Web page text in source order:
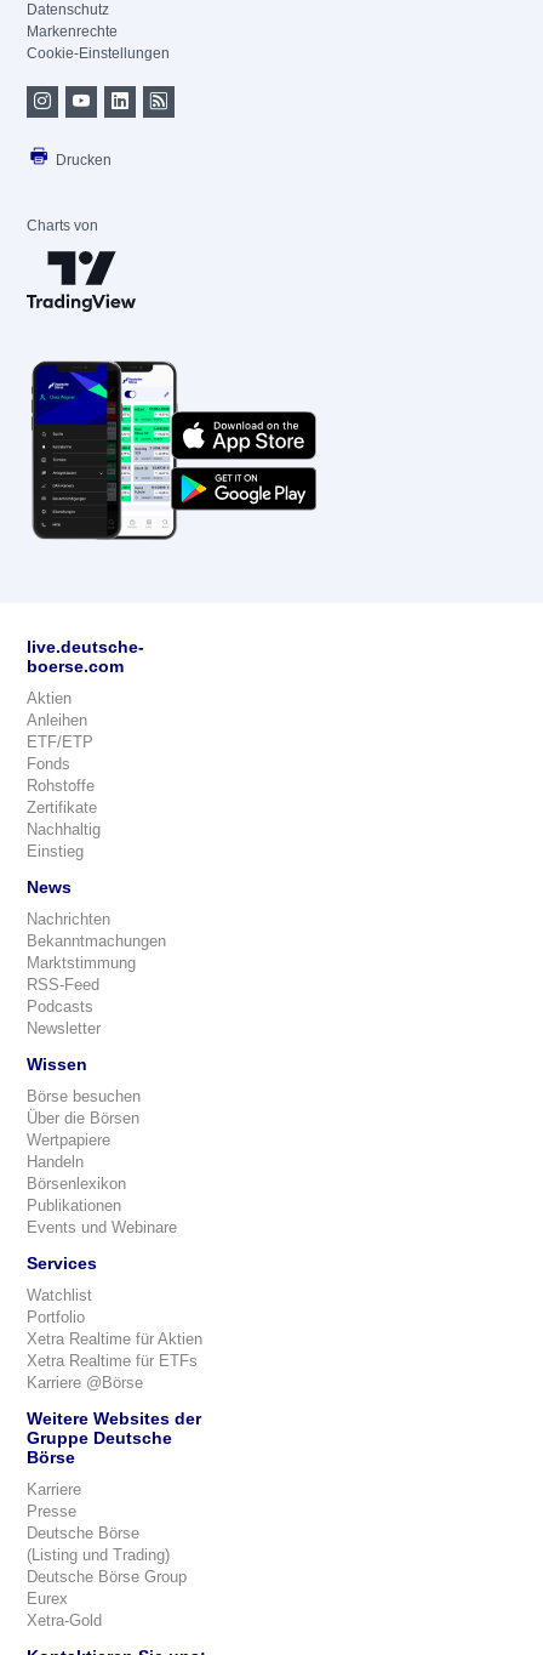
Datenschutz
Markenrechte
Cookie-Einstellungen
Drucken
Charts von
live.deutsche-
boerse.com
Aktien
Anleihen
ETF/ETP
Fonds
Rohstoffe
Zertifikate
Nachhaltig
Einstieg
News
Nachrichten
Bekanntmachungen
Marktstimmung
RSS-Feed
Podcasts
Newsletter
Wissen
Börse besuchen
Über die Börsen
Wertpapiere
Handeln
Börsenlexikon
Publikationen
Events und Webinare
Services
Watchlist
Portfolio
Xetra Realtime für Aktien
Xetra Realtime für ETFs
Karriere @Börse
Weitere Websites der
Gruppe Deutsche
Börse
Karriere
Presse
Deutsche Börse
(Listing und Trading)
Deutsche Börse Group
Eurex
Xetra-Gold